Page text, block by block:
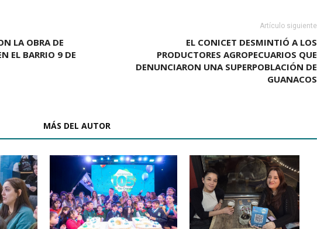
LA OBRA DE
EL BARRIO 9 DE
Artículo siguiente
EL CONICET DESMINTIÓ A LOS
PRODUCTORES AGROPECUARIOS QUE
DENUNCIARON UNA SUPERPOBLACIÓN DE
GUANACOS
MÁS DEL AUTOR